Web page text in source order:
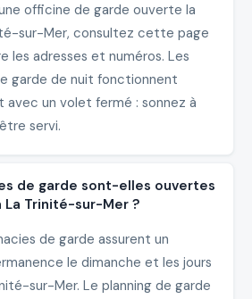
officine de garde ouverte la
sur-Mer, consultez cette page
les adresses et numéros. Les
garde de nuit fonctionnent
avec un volet fermé : sonnez à
servi.
de garde sont-elles ouvertes
La Trinité-sur-Mer ?
de garde assurent un
le dimanche et les jours
sur-Mer. Le planning de garde